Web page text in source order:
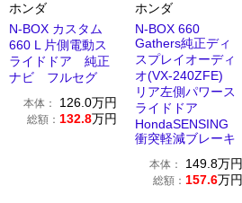
ホンダ
N-BOX カスタム
660 L 片側電動ス
ライドドア 純正
ナビ フルセグ
本体： 126.0万円
総額： 132.8万円
ホンダ
N-BOX 660
Gathers純正ディ
スプレイオーディ
オ(VX-240ZFE)
リア左側パワース
ライドドア
HondaSENSING
衝突軽減ブレーキ
本体： 149.8万円
総額： 157.6万円